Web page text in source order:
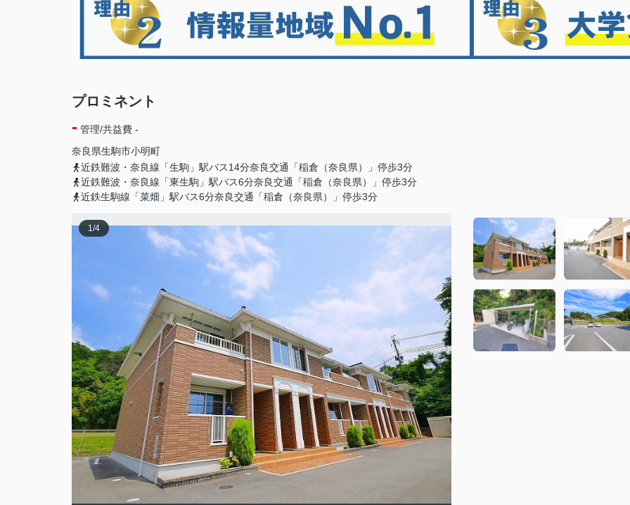
プロミネント
- 管理/共益費 -
奈良県生駒市小明町
近鉄難波・奈良線「生駒」駅バス14分奈良交通「稲倉（奈良県）」停歩3分
近鉄難波・奈良線「東生駒」駅バス6分奈良交通「稲倉（奈良県）」停歩3分
近鉄生駒線「菜畑」駅バス6分奈良交通「稲倉（奈良県）」停歩3分
1/4